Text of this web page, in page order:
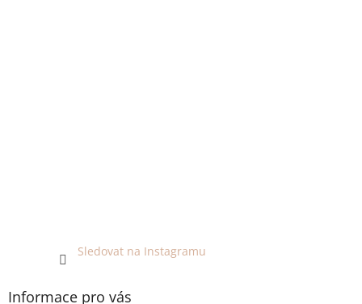
Sledovat na Instagramu
Informace pro vás